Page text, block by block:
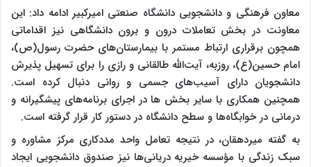
معاون فرهنگی و دانشجویی دانشگاه صنعتی امیرکبیر ادامه داد: این
معاونت در بخش تعاملات درون و برون دانشگاهی نیز اقداماتی
همچون برقراری ارتباط مستمر با بیمارستان‌های حضرت رسول(ص)،
امام حسین(ع)، روزبه، آیت‌الله طالقانی و رازی را برای تسهیل پذیرش
دانشجویان دارای آسیب‌های جسمی و روانی دنبال کرده است.
همچنین همکاری با سایر بخش ها در اجرای برنامه‌های پیشگیرانه و
درمانی در خوابگاه‌ها و سطح دانشگاه در دستور کار قرار گرفته است.
به گفته میردهقان، در نتیجه تعامل واحد مددکاری مرکز مشاوره و
سبک زندگی با مؤسسه خیریه دریانی‌ها نیز صندوق دانشجویی ایجاد